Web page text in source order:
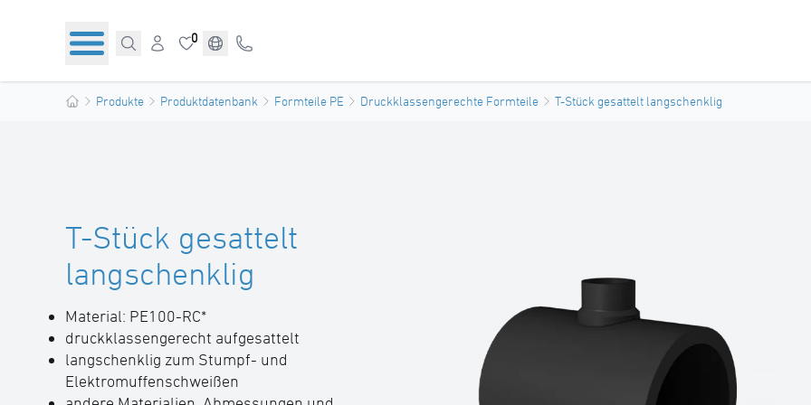
0
Produkte Produktdatenbank Formteile PE Druckklassengerechte Formteile T-Stück gesattelt langschenklig
T-Stück gesattelt
langschenklig
Material: PE100-RC*
druckklassengerecht aufgesattelt
langschenklig zum Stumpf- und
Elektromuffenschweißen